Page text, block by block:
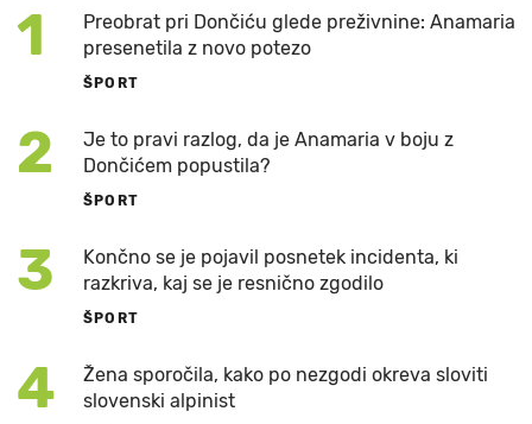
1
Preobrat pri Dončiću glede preživnine: Anamaria
presenetila z novo potezo
ŠPORT
2
Je to pravi razlog, da je Anamaria v boju z
Dončićem popustila?
ŠPORT
3
Končno se je pojavil posnetek incidenta, ki
razkriva, kaj se je resnično zgodilo
ŠPORT
4
Žena sporočila, kako po nezgodi okreva sloviti
slovenski alpinist